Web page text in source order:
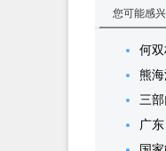
您可能感
何
熊
三
广